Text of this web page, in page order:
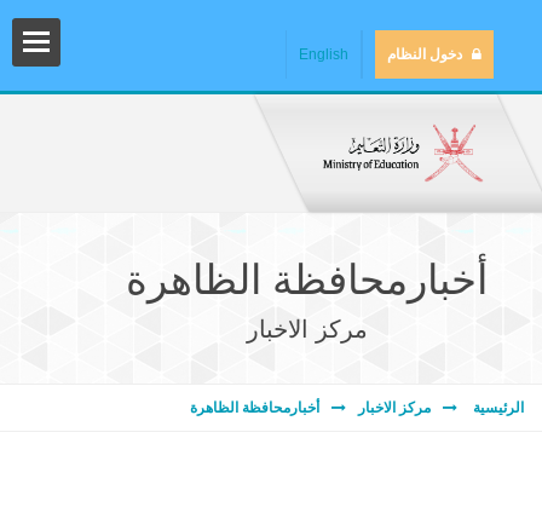
دخول النظام English
أخبارمحافظة الظاهرة
مركز الاخبار
الرئيسية مركز الاخبار أخبارمحافظة الظاهرة